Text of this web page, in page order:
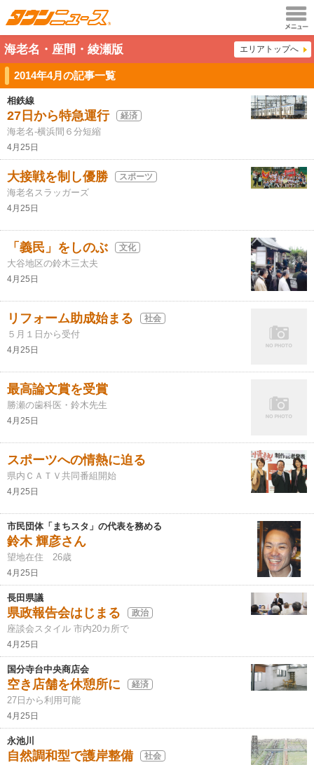
メニュ
ー
海老名・座間・綾瀬版 エリアトップへ
2014年4月の記事一覧
相鉄線
27日から特急運行 経済
海老名-横浜間６分短縮
4月25日
大接戦を制し優勝 スポーツ
海老名スラッガーズ
4月25日
「義民」をしのぶ 文化
大谷地区の鈴木三太夫
4月25日
リフォーム助成始まる 社会
５月１日から受付
4月25日
最高論文賞を受賞
勝瀬の歯科医・鈴木先生
4月25日
スポーツへの情熱に迫る
県内ＣＡＴＶ共同番組開始
4月25日
市民団体「まちスタ」の代表を務める
鈴木 輝彦さん
望地在住 26歳
4月25日
長田県議
県政報告会はじまる 政治
座談会スタイル 市内20カ所で
4月25日
国分寺台中央商店会
空き店舗を休憩所に 経済
27日から利用可能
4月25日
永池川
自然調和型で護岸整備 社会